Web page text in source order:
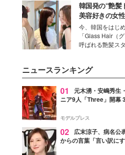
取締役兼クリエ
ター・茅野しの
個性に寄り添い
衣装作りは、多
気と自信を与え
韓国発の“艶髪
美容好きの女
「ヘアケア事
今、韓国をはじ
「Glass Hair（
呼ばれる艶髪ス
して、“髪そのも
めて注目する人
子。今回は、そ
な髪を日常で叶
ます。
ニュースランキング
01
元木湧・安嶋秀生
ニア9人「Three」開幕
進んで夢を掴みたい」【
モデルプレス
02
広末涼子、病名公
からの言葉「言い訳に